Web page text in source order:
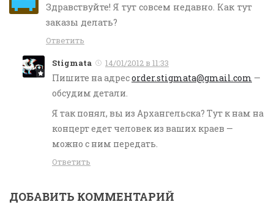
Здравствуйте! Я тут совсем недавно. Как тут
заказы делать?
Ответить
Stigmata 14/01/2012 в 11:33
Пишите на адресorder.stigmata@gmail.com —
обсудим детали.
Я так понял, вы из Архангельска? Тут к нам на
концерт едет человек из ваших краев —
можно с ним передать.
Ответить
ДОБАВИТЬ КОММЕНТАРИЙ